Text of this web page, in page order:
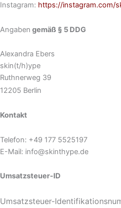
Instagram: https://instagram.com/
Angaben gemäß § 5 DDG
Alexandra Ebers
skin(t/h)ype
Ruthnerweg 39
12205 Berlin
Kontakt
Telefon: +49 177 5525197
E-Mail: info@skinthype.de
Umsatzsteuer-ID
Umsatzsteuer-